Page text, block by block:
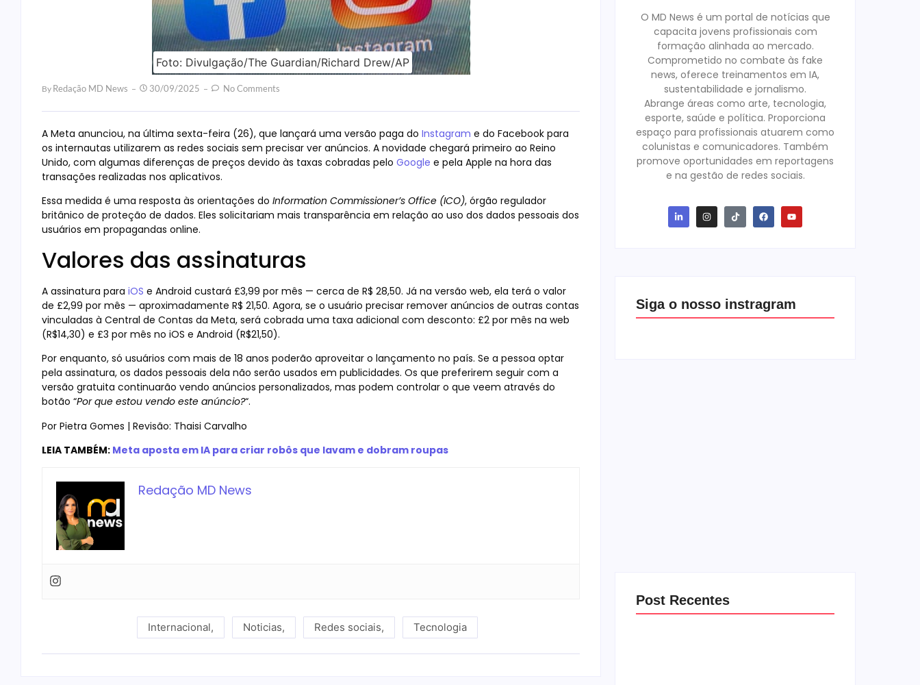
Foto: Divulgação/The Guardian/Richard Drew/AP
By Redação MD News 30/09/2025 No Comments
A Meta anunciou, na última sexta-feira (26), que lançará uma versão paga do Instagram e do Facebook para
os internautas utilizarem as redes sociais sem precisar ver anúncios. A novidade chegará primeiro ao Reino
Unido, com algumas diferenças de preços devido às taxas cobradas pelo Google e pela Apple na hora das
transações realizadas nos aplicativos.
Essa medida é uma resposta às orientações do Information Commissioner’s Office (ICO), órgão regulador
britânico de proteção de dados. Eles solicitariam mais transparência em relação ao uso dos dados pessoais dos
usuários em propagandas online.
Valores das assinaturas
A assinatura para iOS e Android custará £3,99 por mês — cerca de R$ 28,50. Já na versão web, ela terá o valor
de £2,99 por mês — aproximadamente R$ 21,50. Agora, se o usuário precisar remover anúncios de outras contas
vinculadas à Central de Contas da Meta, será cobrada uma taxa adicional com desconto: £2 por mês na web
(R$14,30) e £3 por mês no iOS e Android (R$21,50).
Por enquanto, só usuários com mais de 18 anos poderão aproveitar o lançamento no país. Se a pessoa optar
pela assinatura, os dados pessoais dela não serão usados em publicidades. Os que preferirem seguir com a
versão gratuita continuarão vendo anúncios personalizados, mas podem controlar o que veem através do
botão “Por que estou vendo este anúncio?“.
Por Pietra Gomes | Revisão: Thaisi Carvalho
LEIA TAMBÉM: Meta aposta em IA para criar robôs que lavam e dobram roupas
Redação MD News
Internacional, Noticias, Redes sociais, Tecnologia
O MD News é um portal de notícias que
capacita jovens profissionais com
formação alinhada ao mercado.
Comprometido no combate às fake
news, oferece treinamentos em IA,
sustentabilidade e jornalismo.
Abrange áreas como arte, tecnologia,
esporte, saúde e política. Proporciona
espaço para profissionais atuarem como
colunistas e comunicadores. Também
promove oportunidades em reportagens
e na gestão de redes sociais.
Siga o nosso instragram
Post Recentes